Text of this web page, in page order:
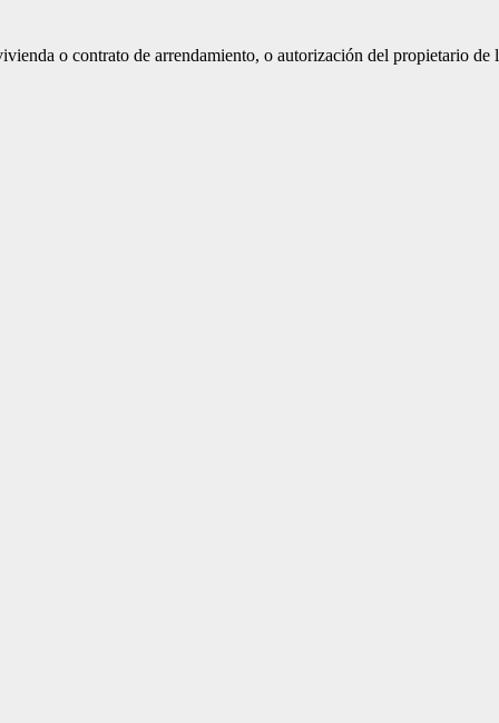
o contrato de arrendamiento, o autorización del propietario